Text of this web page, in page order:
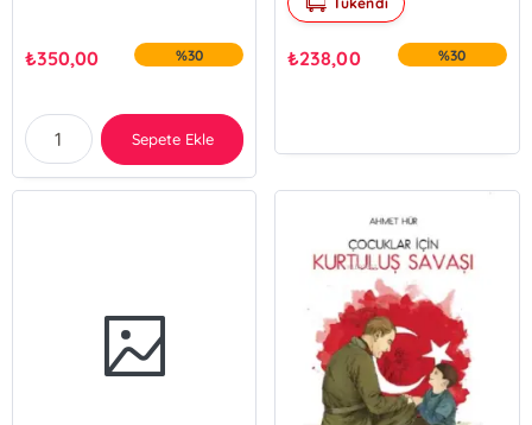
₺350,00 %30
Sepete Ekle
₺238,00 %30